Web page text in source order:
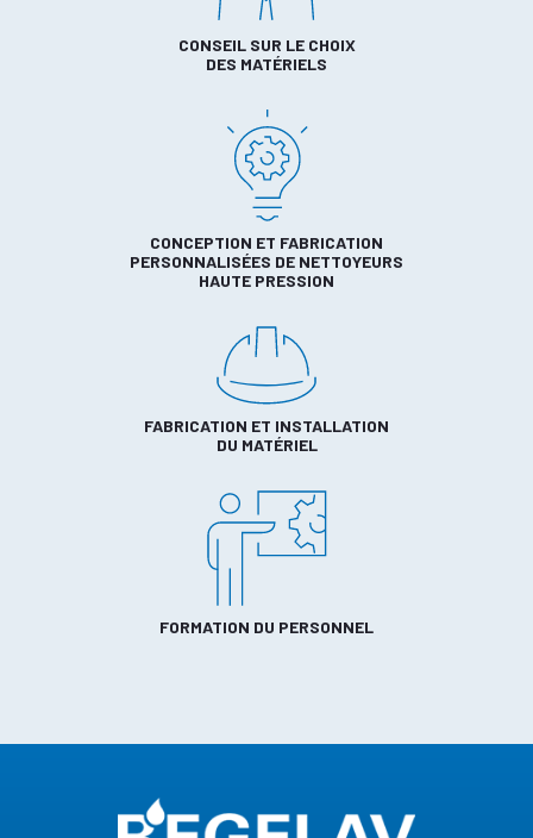
CONSEIL SUR LE CHOIX
DES MATÉRIELS
CONCEPTION ET FABRICATION
PERSONNALISÉES DE NETTOYEURS
HAUTE PRESSION
FABRICATION ET INSTALLATION
DU MATÉRIEL
FORMATION DU PERSONNEL